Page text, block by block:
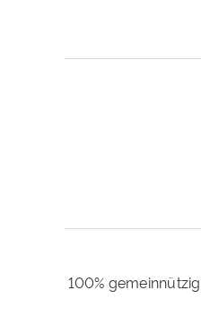
100%